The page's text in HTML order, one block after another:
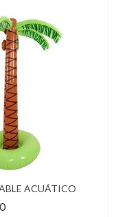
ACUÁTICO